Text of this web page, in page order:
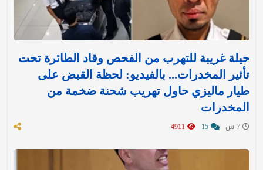
حيلة غريبة للتهرب من الفحص وقاد الطائرة تحت
تأثير المخدرات... بالفيديو: لحظة القبض على
طيار ماليزي حاول تهريب شحنة ضخمة من
المخدرات